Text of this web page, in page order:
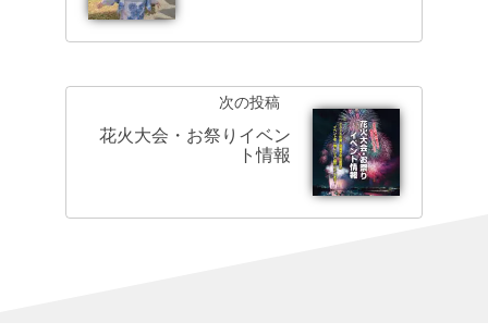
次の投稿
花火大会・お祭りイベン
ト情報